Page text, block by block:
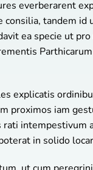
everberarent
consilia, tandem
ea specie ut
explicatis
proximos iam
intempestivum
in solido